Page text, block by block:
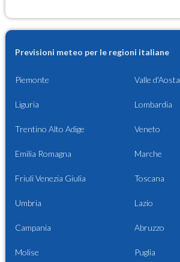
Previsioni meteo per le regioni italiane
Piemonte Valle d'Aosta
Liguria Lombardia
Trentino Alto Adige Veneto
Emilia Romagna Marche
Friuli Venezia Giulia Toscana
Umbria Lazio
Campania Abruzzo
Molise Puglia